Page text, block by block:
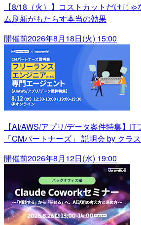
【8/18（火）】コストカットだけじ
ム刷新がもたらす本当の効果
開催前2026年8月18日(火) 15:00
【AI/AWS/アプリ/データ案件特集】
「CMパートナーズ」 説明会 by クラ
開催前2026年8月12日(水) 19:00